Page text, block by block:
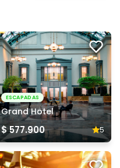
ESCAPADAS
Grand Hotel
$ 577.900 5